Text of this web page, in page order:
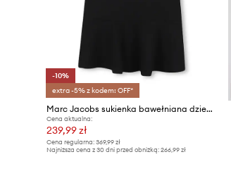
-10%
extra -5% z kodem: OFF*
Marc Jacobs sukienka bawełniana dziecięca
Cena aktualna:
239,99 zł
Cena regularna: 369,99 zł
Najniższa cena z 30 dni przed obniżką: 266,99 zł